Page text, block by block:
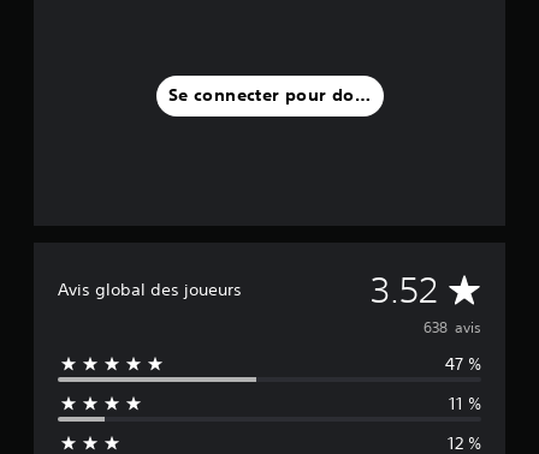
Se connecter pour donner un avis
Avis global des joueurs 3.52 M
o
y
e
638 avis
47 %
11 %
12 %